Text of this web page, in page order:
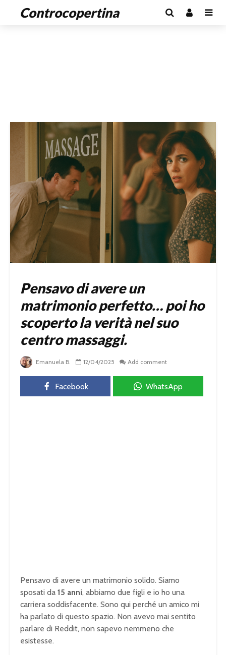
Controcopertina
Pensavo di avere un
matrimonio perfetto… poi ho
scoperto la verità nel suo
centro massaggi.
Emanuela B. 12/04/2025 Add comment
Facebook WhatsApp
Pensavo di avere un matrimonio solido. Siamo
sposati da 15 anni, abbiamo due figli e io ho una
carriera soddisfacente. Sono qui perché un amico mi
ha parlato di questo spazio. Non avevo mai sentito
parlare di Reddit, non sapevo nemmeno che
esistesse.